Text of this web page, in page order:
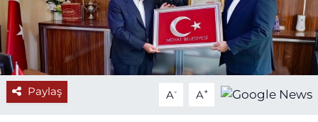
Paylaş A- A+